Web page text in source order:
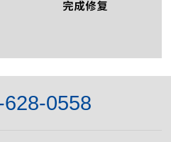
0558